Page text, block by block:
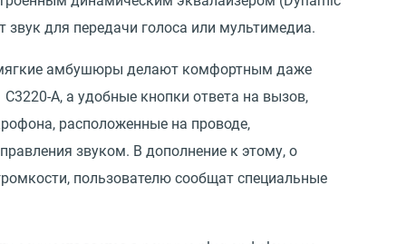
звук для передачи голоса или мультимедиа.
мягкие амбушюры делают комфортным даже
А, а удобные кнопки ответа на вызов,
расположенные на проводе,
звуком. В дополнение к этому, о
пользователю сообщат специальные